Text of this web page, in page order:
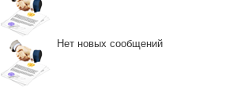
Нет новых сообщений